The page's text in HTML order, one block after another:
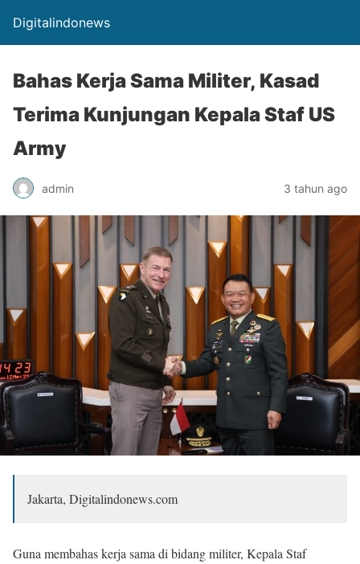
Digitalindonews
Bahas Kerja Sama Militer, Kasad
Terima Kunjungan Kepala Staf US
Army
admin 3 tahun ago
Jakarta, Digitalindonews.com
Guna membahas kerja sama di bidang militer, Kepala Staf